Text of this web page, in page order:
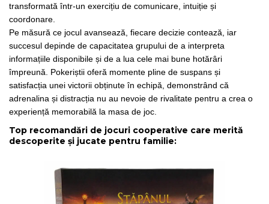
transformată într-un exercițiu de comunicare, intuiție și
coordonare.
Pe măsură ce jocul avansează, fiecare decizie contează, iar
succesul depinde de capacitatea grupului de a interpreta
informațiile disponibile și de a lua cele mai bune hotărâri
împreună. Pokeriștii oferă momente pline de suspans și
satisfacția unei victorii obținute în echipă, demonstrând că
adrenalina și distracția nu au nevoie de rivalitate pentru a crea o
experiență memorabilă la masa de joc.
Top recomandări de jocuri cooperative care merită
descoperite și jucate pentru familie: